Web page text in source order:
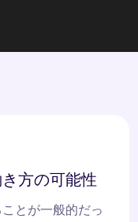
方の可能性
とが一般的だっ